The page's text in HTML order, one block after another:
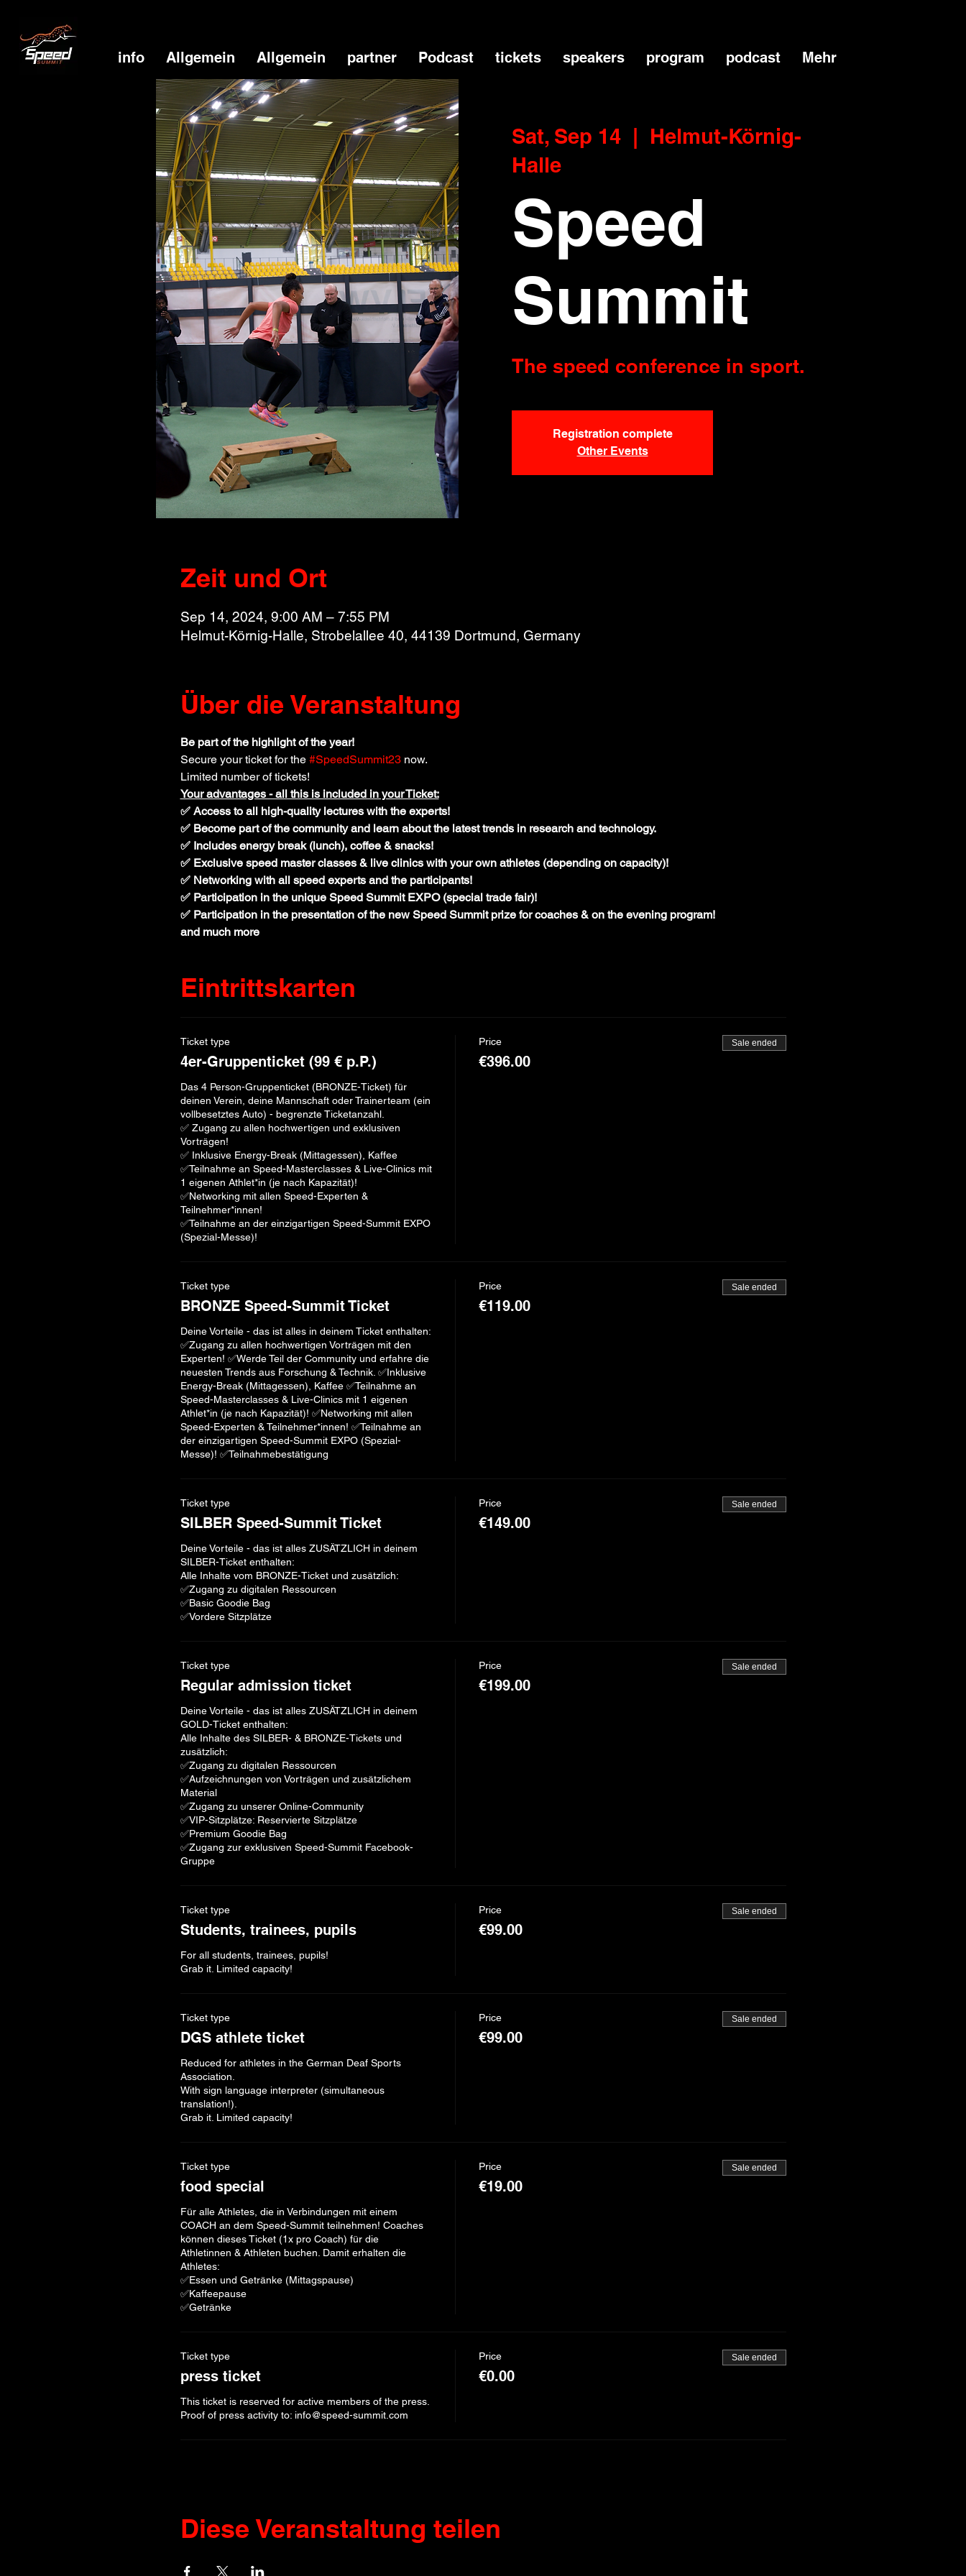
info Allgemein Allgemein partner Podcast tickets speakers program podcast Mehr
Sat, Sep 14
  |
Helmut-Körnig-
Halle
Speed
Summit
The speed conference in sport.
Registration complete
Other Events
Zeit und Ort
Sep 14, 2024, 9:00 AM – 7:55 PM
Helmut-Körnig-Halle, Strobelallee 40, 44139 Dortmund, Germany
Über die Veranstaltung
Be part of the highlight of the year!
Secure your ticket for the #SpeedSummit23 now.
Limited number of tickets!
Your advantages - all this is included in your Ticket:
​✅ Access to all high-quality lectures with the experts!
✅ Become part of the community and learn about the latest trends in research and technology.
✅ ​Includes energy break (lunch), coffee & snacks!
✅ Exclusive speed master classes & live clinics with your own athletes (depending on capacity)!
✅ Networking with all speed experts and the participants!
✅ Participation in the unique Speed Summit EXPO (special trade fair)!
✅ Participation in the presentation of the new Speed Summit prize for coaches & on the evening program!
and much more
Eintrittskarten
Ticket type
4er-Gruppenticket (99 € p.P.)
Das 4 Person-Gruppenticket (BRONZE-Ticket) für
deinen Verein, deine Mannschaft oder Trainerteam (ein
vollbesetztes Auto) - begrenzte Ticketanzahl.
✅ Zugang zu allen hochwertigen und exklusiven
Vorträgen!
✅ ​Inklusive Energy-Break (Mittagessen), Kaffee
✅Teilnahme an Speed-Masterclasses & Live-Clinics mit
1 eigenen Athlet*in (je nach Kapazität)!
✅Networking mit allen Speed-Experten &
Teilnehmer*innen!
✅Teilnahme an der einzigartigen Speed-Summit EXPO
(Spezial-Messe)!
Price
€396.00
Sale ended
Ticket type
BRONZE Speed-Summit Ticket
Deine Vorteile - das ist alles in deinem Ticket enthalten:
​✅Zugang zu allen hochwertigen Vorträgen mit den
Experten! ✅Werde Teil der Community und erfahre die
neuesten Trends aus Forschung & Technik. ✅Inklusive
Energy-Break (Mittagessen), Kaffee ✅Teilnahme an
Speed-Masterclasses & Live-Clinics mit 1 eigenen
Athlet*in (je nach Kapazität)! ✅Networking mit allen
Speed-Experten & Teilnehmer*innen! ✅Teilnahme an
der einzigartigen Speed-Summit EXPO (Spezial-
Price
€119.00
Sale ended
Ticket type
SILBER Speed-Summit Ticket
Deine Vorteile - das ist alles ZUSÄTZLICH in deinem
SILBER-Ticket enthalten:
Alle Inhalte vom BRONZE-Ticket und zusätzlich:
✅Zugang zu digitalen Ressourcen
✅Basic Goodie Bag
Price
€149.00
Sale ended
Ticket type
Regular admission ticket
Deine Vorteile - das ist alles ZUSÄTZLICH in deinem
GOLD-Ticket enthalten:
Alle Inhalte des SILBER- & BRONZE-Tickets und
zusätzlich: ​
✅Zugang zu digitalen Ressourcen​
✅Aufzeichnungen von Vorträgen und zusätzlichem
Material
✅Zugang zu unserer Online-Community
✅VIP-Sitzplätze: Reservierte Sitzplätze
✅Premium Goodie Bag
✅Zugang zur exklusiven Speed-Summit Facebook-
Gruppe
Price
€199.00
Sale ended
Ticket type
Students, trainees, pupils
For all students, trainees, pupils!
Grab it. Limited capacity!
Price
€99.00
Sale ended
Ticket type
DGS athlete ticket
Reduced for athletes in the German Deaf Sports
Association.
With sign language interpreter (simultaneous
translation!).
Grab it. Limited capacity!
Price
€99.00
Sale ended
Ticket type
food special
Für alle Athletes, die in Verbindungen mit einem
COACH an dem Speed-Summit teilnehmen! Coaches
können dieses Ticket (1x pro Coach) für die
Athletinnen & Athleten buchen. Damit erhalten die
Athletes:
✅Essen und Getränke (Mittagspause)
✅Kaffeepause
✅Getränke
Price
€19.00
Sale ended
Ticket type
press ticket
This ticket is reserved for active members of the press.
Proof of press activity to: info@speed-summit.com
Price
€0.00
Sale ended
Diese Veranstaltung teilen